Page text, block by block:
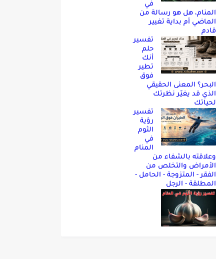
في
المنام، هل هو رسالة من
الماضي أم بداية تغيير
قادم
تفسير
حلم
أنك
تطير
فوق
البحر؟ المعنى الحقيقي
الذي قد يغيّر نظرتك
لحياتك
تفسير
رؤية
الثوم
في
المنام
وعلاقته بالشفاء من
الأمراض والتخلص من
الفقر - المتزوجة - الحامل -
المطلقة - الرجل